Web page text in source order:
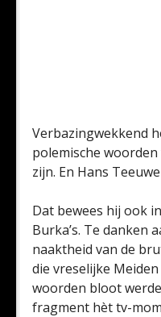
Verbazingwekkend
polemische
zijn. En Hans
Dat bewees hij ook
Burka’s. Te danken
naaktheid van de
die vreselijke
woorden bloot
fragment hèt tv-